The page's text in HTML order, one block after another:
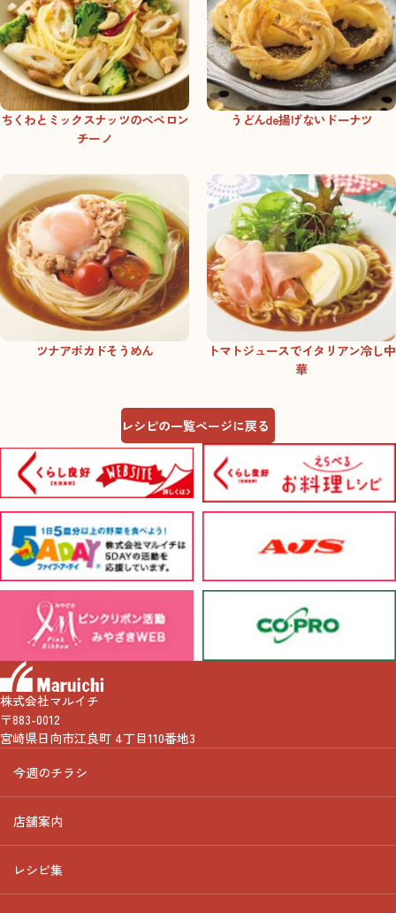
ちくわとミックスナッツのペペロン
チーノ
うどんde揚げないドーナツ
ツナアボカドそうめん
トマトジュースでイタリアン冷し中
華
レシピの一覧ページに戻る
株式会社マルイチ
〒883-0012
宮崎県日向市江良町 4丁目110番地3
今週のチラシ
店舗案内
レシピ集